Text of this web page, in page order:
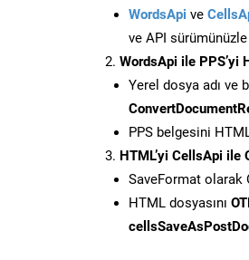
WordsApi ve
ve API
WordsApi ile PPS’yi
Yerel dosya adı ve
PPS belgesini
HTML’yi CellsApi ile
SaveFormat olarak
HTML dosyasını